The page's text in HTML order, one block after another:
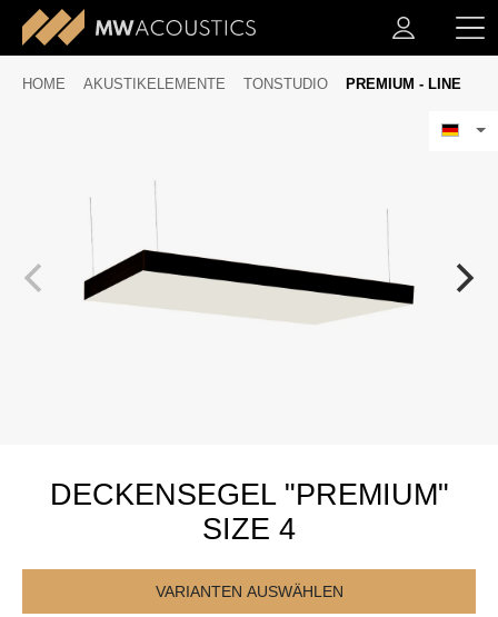
HOME AKUSTIKELEMENTE TONSTUDIO PREMIUM - LINE
DECKENSEGEL "PREMIUM"
SIZE 4
VARIANTEN AUSWÄHLEN